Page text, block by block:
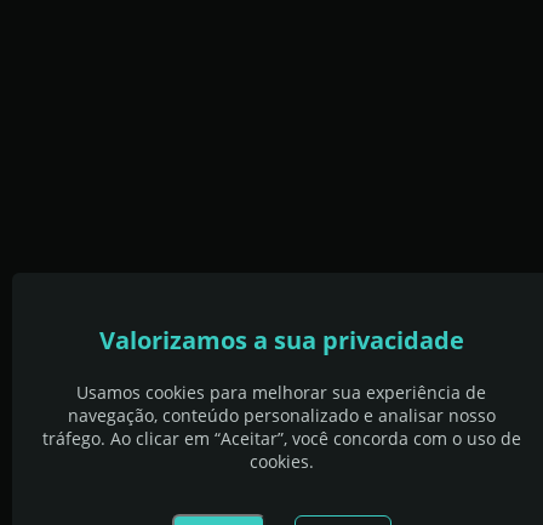
Valorizamos a sua privacidade
Usamos cookies para melhorar sua experiência de
navegação, conteúdo personalizado e analisar nosso
tráfego. Ao clicar em “Aceitar”, você concorda com o uso de
cookies.